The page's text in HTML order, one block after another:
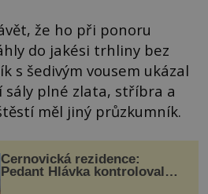
že ho při ponoru
do jakési trhliny bez
s šedivým vousem ukázal
plné zlata, stříbra a
měl jiný průzkumník.
Černovická rezidence:
Pedant Hlávka kontroloval